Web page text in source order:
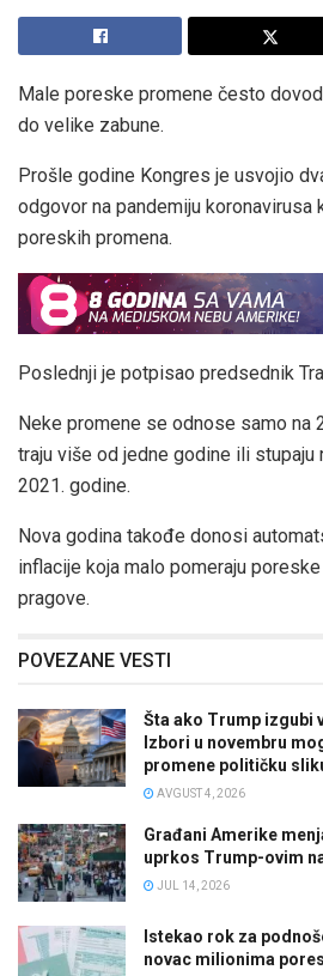
Male poreske promene često
do velike zabune.
Prošle godine Kongres je usvojio
odgovor na pandemiju koronavirusa
poreskih promena.
Poslednji je potpisao predsednik
Neke promene se odnose samo na
traju više od jedne godine ili stupaju
2021. godine.
Nova godina takođe donosi
inflacije koja malo pomeraju
pragove.
POVEZANE VESTI
Šta ako Trump izgubi
Izbori u novembru
promene političku
AVGUST 4, 2026
Građani Amerike
uprkos Trump-ovim
JUL 14, 2026
Istekao rok za
novac milionima